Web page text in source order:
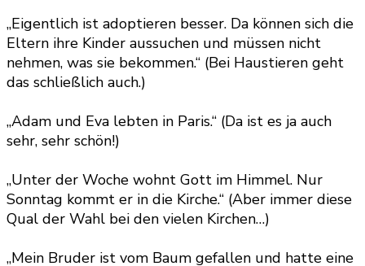
„Eigentlich ist adoptieren besser. Da können sich die
Eltern ihre Kinder aussuchen und müssen nicht
nehmen, was sie bekommen.“ (Bei Haustieren geht
das schließlich auch.)
„Adam und Eva lebten in Paris.“ (Da ist es ja auch
sehr, sehr schön!)
„Unter der Woche wohnt Gott im Himmel. Nur
Sonntag kommt er in die Kirche.“ (Aber immer diese
Qual der Wahl bei den vielen Kirchen…)
„Mein Bruder ist vom Baum gefallen und hatte eine